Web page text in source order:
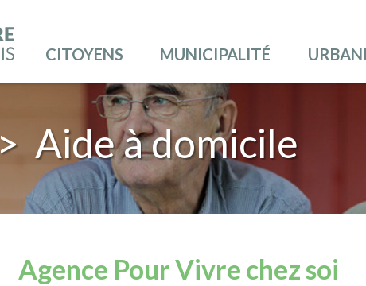
CITOYENS MUNICIPALITÉ
> Aide à domicile
Agence Pour Vivre chez soi